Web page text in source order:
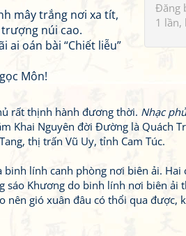
Đăng
1 lần,
mây trắng nơi xa tít,
núi cao.
ai oán bài “Chiết liễu”
Môn!
rất thịnh hành đương thời. Nhạc
Khai Nguyên đời Đường là Quách
thị trấn Vũ Uy, tỉnh Cam Túc.
lính canh phòng nơi biên ải.
sáo Khương do binh lính nơi biên ải
nên gió xuân đâu có thổi qua được,